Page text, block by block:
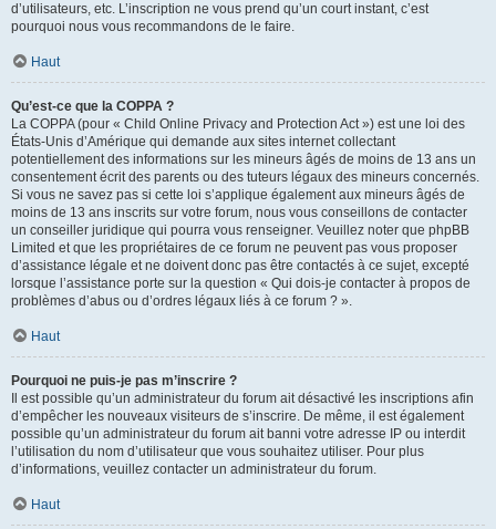
d’utilisateurs, etc. L’inscription ne vous prend qu’un court instant, c’est
pourquoi nous vous recommandons de le faire.
Haut
Qu’est-ce que la COPPA ?
La COPPA (pour « Child Online Privacy and Protection Act ») est une loi des
États-Unis d’Amérique qui demande aux sites internet collectant
potentiellement des informations sur les mineurs âgés de moins de 13 ans un
consentement écrit des parents ou des tuteurs légaux des mineurs concernés.
Si vous ne savez pas si cette loi s’applique également aux mineurs âgés de
moins de 13 ans inscrits sur votre forum, nous vous conseillons de contacter
un conseiller juridique qui pourra vous renseigner. Veuillez noter que phpBB
Limited et que les propriétaires de ce forum ne peuvent pas vous proposer
d’assistance légale et ne doivent donc pas être contactés à ce sujet, excepté
lorsque l’assistance porte sur la question « Qui dois-je contacter à propos de
problèmes d’abus ou d’ordres légaux liés à ce forum ? ».
Haut
Pourquoi ne puis-je pas m’inscrire ?
Il est possible qu’un administrateur du forum ait désactivé les inscriptions afin
d’empêcher les nouveaux visiteurs de s’inscrire. De même, il est également
possible qu’un administrateur du forum ait banni votre adresse IP ou interdit
l’utilisation du nom d’utilisateur que vous souhaitez utiliser. Pour plus
d’informations, veuillez contacter un administrateur du forum.
Haut